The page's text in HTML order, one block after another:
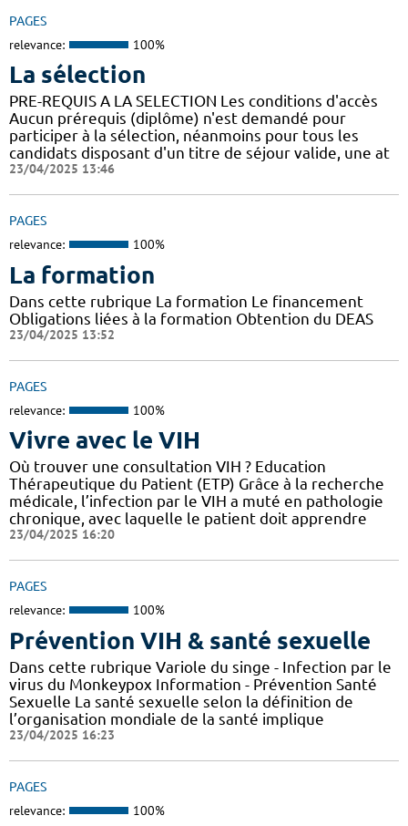
PAGES
relevance: 100%
La sélection
PRE-REQUIS A LA SELECTION Les conditions d'accès
Aucun prérequis (diplôme) n'est demandé pour
participer à la sélection, néanmoins pour tous les
candidats disposant d'un titre de séjour valide, une at
23/04/2025 13:46
PAGES
relevance: 100%
La formation
Dans cette rubrique La formation Le financement
Obligations liées à la formation Obtention du DEAS
23/04/2025 13:52
PAGES
relevance: 100%
Vivre avec le VIH
Où trouver une consultation VIH ? Education
Thérapeutique du Patient (ETP) Grâce à la recherche
médicale, l’infection par le VIH a muté en pathologie
chronique, avec laquelle le patient doit apprendre
23/04/2025 16:20
PAGES
relevance: 100%
Prévention VIH & santé sexuelle
Dans cette rubrique Variole du singe - Infection par le
virus du Monkeypox Information - Prévention Santé
Sexuelle La santé sexuelle selon la définition de
l’organisation mondiale de la santé implique
23/04/2025 16:23
PAGES
relevance: 100%